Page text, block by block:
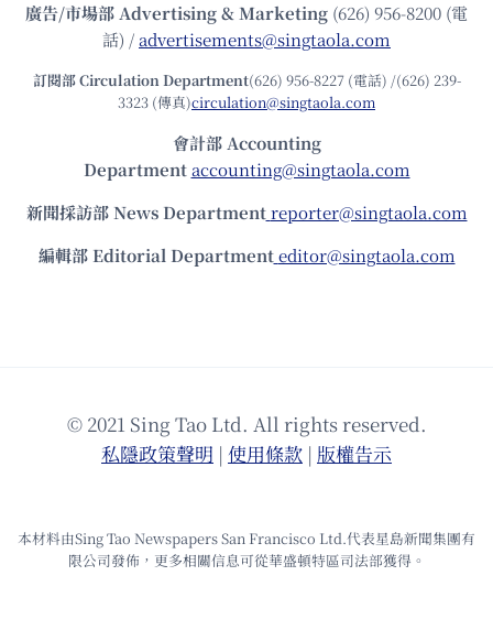
廣告/市場部Advertising & Marketing (626) 956-8200 (電
話) /advertisements@singtaola.com
訂閱部 Circulation Department(626) 956-8227 (電話) /(626) 239-
3323 (傳真)circulation@singtaola.com
會計部 Accounting
Department accounting@singtaola.com
新聞採訪部 News Department reporter@singtaola.com
編輯部 Editorial Department editor@singtaola.com
© 2021 Sing Tao Ltd. All rights reserved.
私隱政策聲明 | 使⽤條款 | 版權告⽰
本材料由Sing Tao Newspapers San Francisco Ltd.代表星島新聞集團有
限公司發佈，更多相關信息可從華盛頓特區司法部獲得。